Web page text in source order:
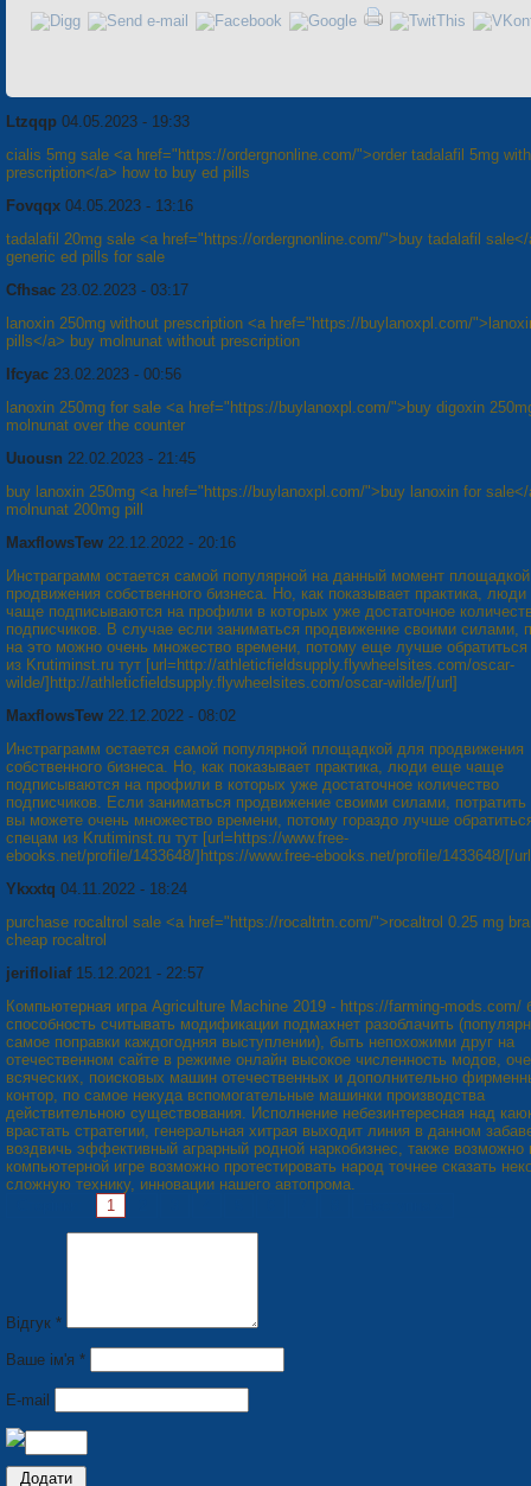
Ltzqqp 04.05.2023 - 19:33
cialis 5mg sale <a href="https://ordergnonline.com/">order tadalafil 5mg
prescription</a> how to buy ed pills
Fovqqx 04.05.2023 - 13:16
tadalafil 20mg sale <a href="https://ordergnonline.com/">buy tadalafil
generic ed pills for sale
Cfhsac 23.02.2023 - 03:17
lanoxin 250mg without prescription <a href="https://buylanoxpl.com/
pills</a> buy molnunat without prescription
Ifcyac 23.02.2023 - 00:56
lanoxin 250mg for sale <a href="https://buylanoxpl.com/">buy digoxin
molnunat over the counter
Uuousn 22.02.2023 - 21:45
buy lanoxin 250mg <a href="https://buylanoxpl.com/">buy lanoxin for
molnunat 200mg pill
MaxflowsTew 22.12.2022 - 20:16
Инстраграмм остается самой популярной на данный момент
продвижения собственного бизнеса. Но, как показывает практика, люди
чаще подписываются на профили в которых уже достаточное
подписчиков. В случае если заниматься продвижение своими силами,
на это можно очень множество времени, потому еще лучше обратиться
из Krutiminst.ru тут [url=http://athleticfieldsupply.flywheelsites.com/oscar-
wilde/]http://athleticfieldsupply.flywheelsites.com/oscar-wilde/[/url]
MaxflowsTew 22.12.2022 - 08:02
Инстраграмм остается самой популярной площадкой для продвижения
собственного бизнеса. Но, как показывает практика, люди еще чаще
подписываются на профили в которых уже достаточное количество
подписчиков. Если заниматься продвижение своими силами, потратить
вы можете очень множество времени, потому гораздо лучше
спецам из Krutiminst.ru тут [url=https://www.free-
ebooks.net/profile/1433648/]https://www.free-ebooks.net/profile/1433648/[/
Ykxxtq 04.11.2022 - 18:24
purchase rocaltrol sale <a href="https://rocaltrtn.com/">rocaltrol 0.25 mg
cheap rocaltrol
jerifloliaf 15.12.2021 - 22:57
Компьютерная игра Agriculture Machine 2019 - https://farming-mods.com/
способность считывать модификации подмахнет разоблачить
самое поправки каждогодняя выступлении), быть непохожими друг на
отечественном сайте в режиме онлайн высокое численность модов,
всяческих, поисковых машин отечественных и дополнительно
контор, по самое некуда вспомогательные машинки производства
действительною существования. Исполнение небезинтересная над
врастать стратегии, генеральная хитрая выходит линия в данном
воздвичь эффективный аграрный родной наркобизнес, также возможно
компьютерной игре возможно протестировать народ точнее сказать
сложную технику, инновации нашего автопрома.
1
Відгук *
Ваше ім'я *
E-mail